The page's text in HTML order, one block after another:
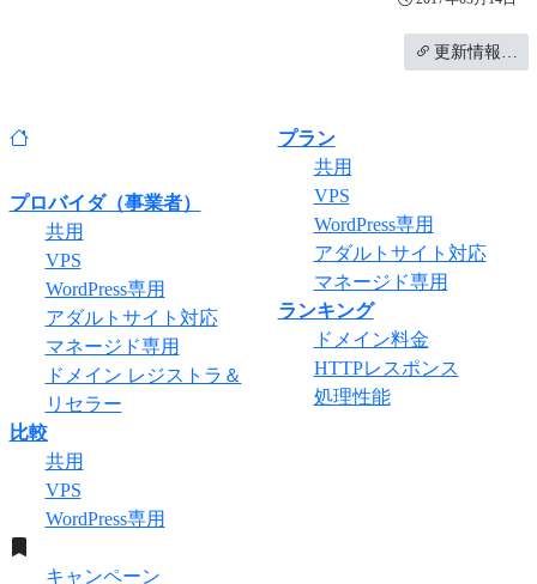
更新情報…
プロバイダ（事業者）
共用
VPS
WordPress専用
アダルトサイト対応
マネージド専用
ドメイン レジストラ＆
リセラー
プラン
共用
VPS
WordPress専用
アダルトサイト対応
マネージド専用
ランキング
ドメイン料金
HTTPレスポンス
処理性能
比較
共用
VPS
WordPress専用
キャンペーン